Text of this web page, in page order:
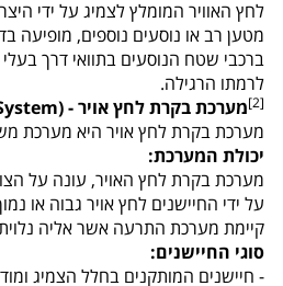
מטען רב או נוסעים נוספים, מופיעה
ברכבי שטח הנוסעים בתוואי דרך
לרמתו הרגילה.
[2]
מערכת בקרת לחץ אויר - (TPMS - Tire Pressure Monitoring System)
מערכת בקרת לחץ אויר היא מערכת
יכולת המערכת:
מערכת בקרת לחץ האויר, עונה על
על ידי החיישנים לחץ אויר גבוה או
קיימת מערכת התרעה אשר אליה
סוגי החיישנים:
- חיישנים המותקנים בחלל הצמיג